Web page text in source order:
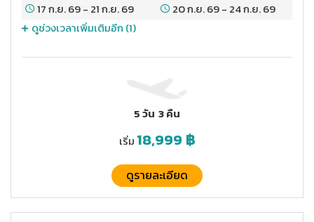
17 ก.ย. 69- 21 ก.ย. 69 20 ก.ย. 69- 24 ก.ย. 69
ดูช่วงเวลาเพิ่มเติมอีก (1)
5 วัน 3 คืน
เริ่ม 18,999 ฿
ดูรายละเอียด